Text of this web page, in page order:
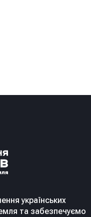
українських
та забезпечуємо